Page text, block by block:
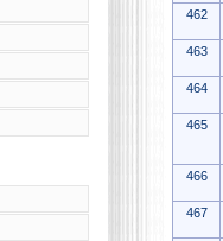
462
463
464
465
466
467